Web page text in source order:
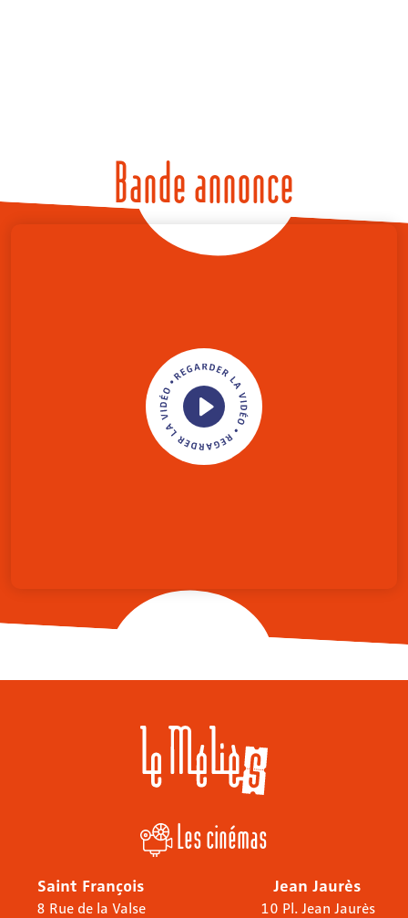
Bande annonce
Les cinémas
Saint François
8 Rue de la Valse
Jean Jaurès
10 Pl. Jean Jaurès